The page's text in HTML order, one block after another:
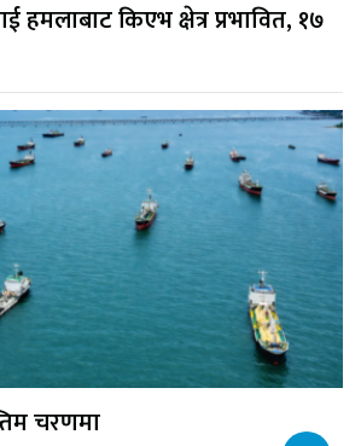
हमलाबाट किएभ क्षेत्र प्रभावित, १७
चरणमा